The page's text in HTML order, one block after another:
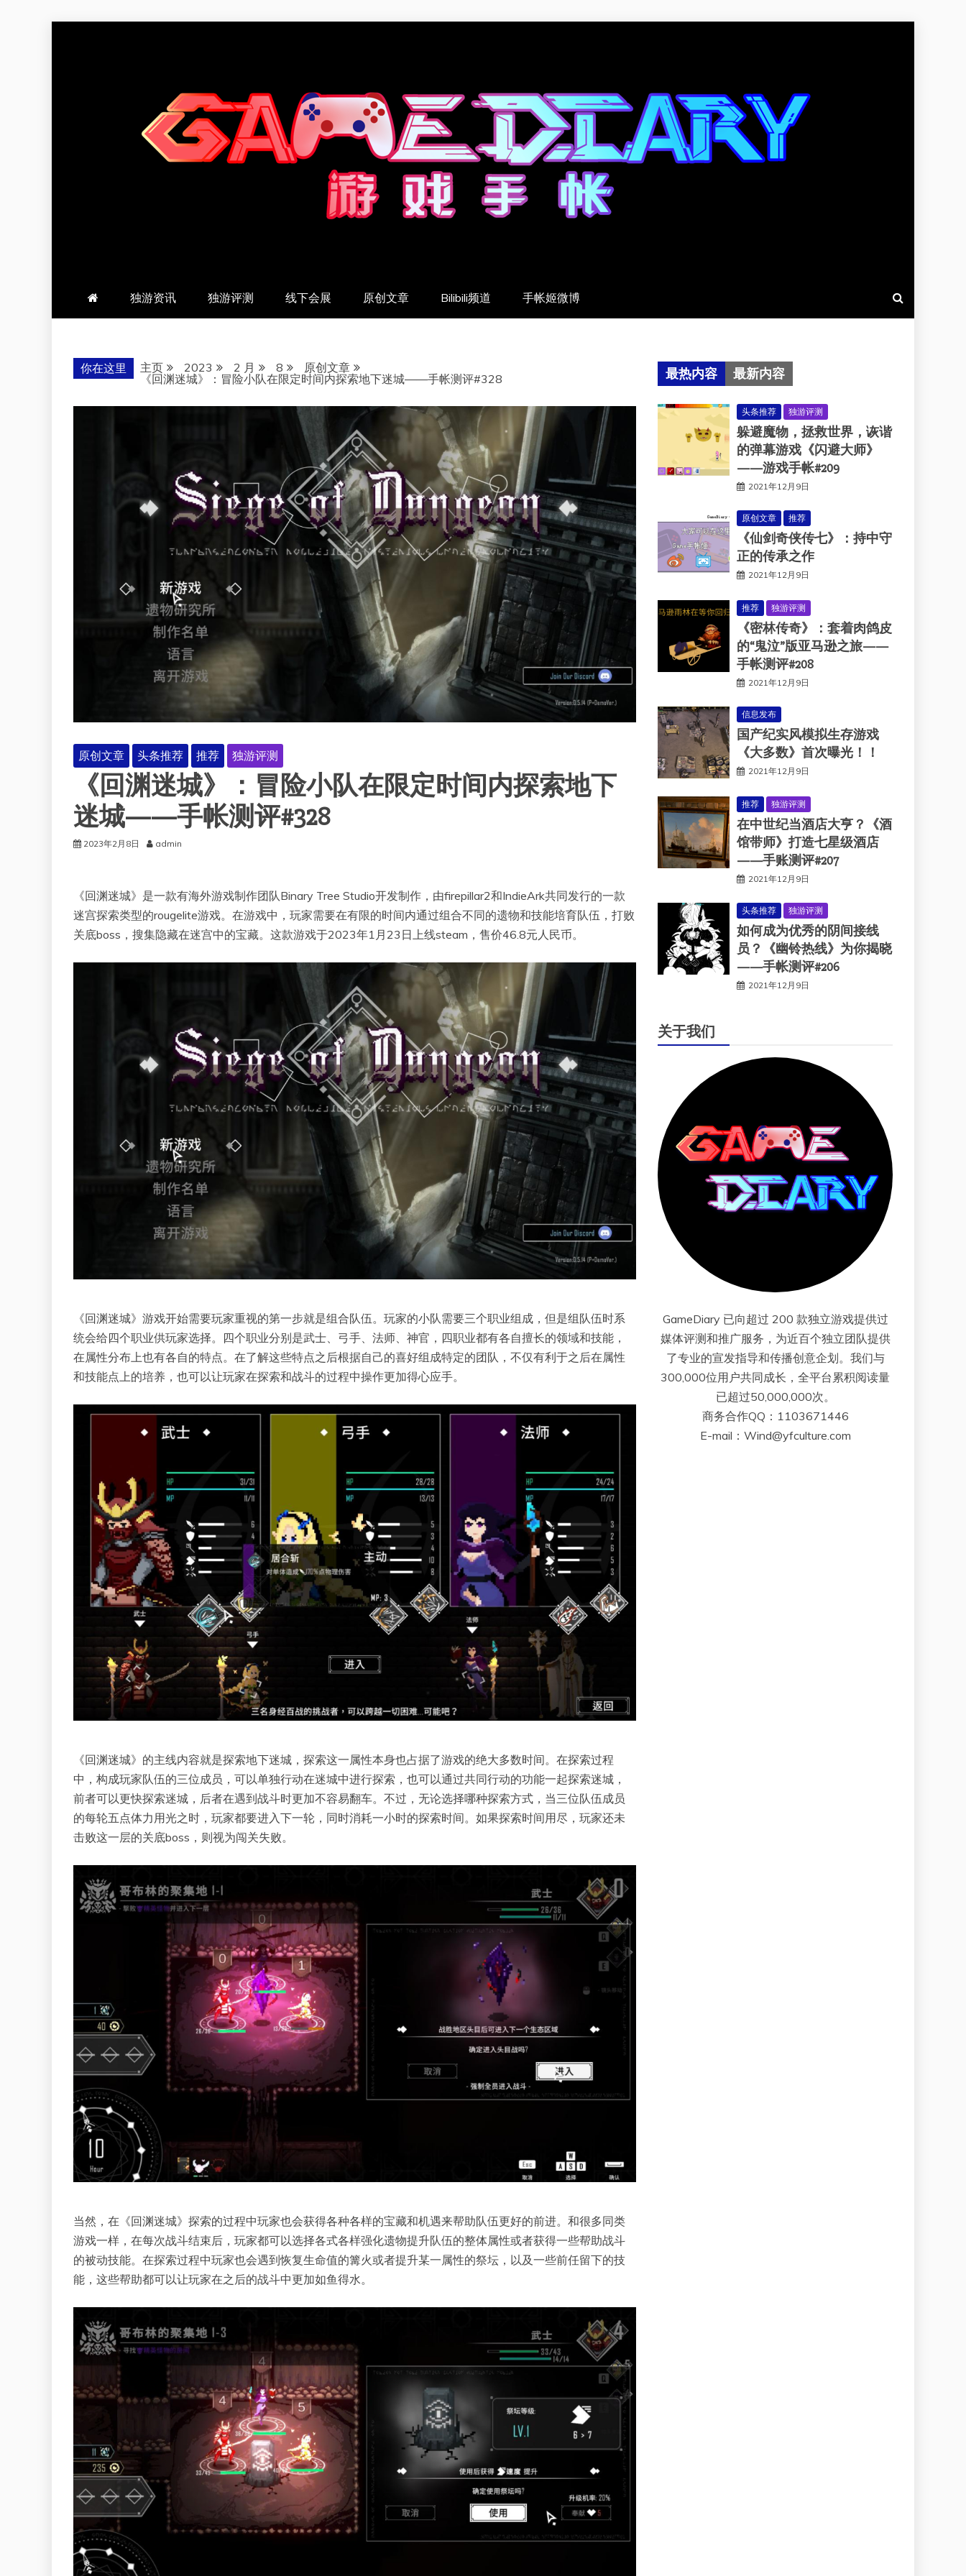
羽风手帐姬
独游资讯 独游评测 线下会展 原创文章 Bilibili频道 手帐姬微博
你在这里 主页 2023 2 月 8
原创文章
《回渊迷城》：冒险小队在限定时间内探索地下迷城——手帐测评#328
原创文章 头条推荐 推荐 独游评测
《回渊迷城》：冒险小队在限定时间内探索地下
迷城——手帐测评#328
2023年2月8日 admin
《回渊迷城》是一款有海外游戏制作团队Binary Tree Studio开发制作，由firepillar2和IndieArk共同发行的一款
迷宫探索类型的rougelite游戏。在游戏中，玩家需要在有限的时间内通过组合不同的遗物和技能培育队伍，打败
关底boss，搜集隐藏在迷宫中的宝藏。这款游戏于2023年1月23日上线steam，售价46.8元人民币。
《回渊迷城》游戏开始需要玩家重视的第一步就是组合队伍。玩家的小队需要三个职业组成，但是组队伍时系
统会给四个职业供玩家选择。四个职业分别是武士、弓手、法师、神官，四职业都有各自擅长的领域和技能，
在属性分布上也有各自的特点。在了解这些特点之后根据自己的喜好组成特定的团队，不仅有利于之后在属性
和技能点上的培养，也可以让玩家在探索和战斗的过程中操作更加得心应手。
《回渊迷城》的主线内容就是探索地下迷城，探索这一属性本身也占据了游戏的绝大多数时间。在探索过程
中，构成玩家队伍的三位成员，可以单独行动在迷城中进行探索，也可以通过共同行动的功能一起探索迷城，
前者可以更快探索迷城，后者在遇到战斗时更加不容易翻车。不过，无论选择哪种探索方式，当三位队伍成员
的每轮五点体力用光之时，玩家都要进入下一轮，同时消耗一小时的探索时间。如果探索时间用尽，玩家还未
击败这一层的关底boss，则视为闯关失败。
当然，在《回渊迷城》探索的过程中玩家也会获得各种各样的宝藏和机遇来帮助队伍更好的前进。和很多同类
游戏一样，在每次战斗结束后，玩家都可以选择各式各样强化遗物提升队伍的整体属性或者获得一些帮助战斗
的被动技能。在探索过程中玩家也会遇到恢复生命值的篝火或者提升某一属性的祭坛，以及一些前任留下的技
能，这些帮助都可以让玩家在之后的战斗中更加如鱼得水。
最热内容 最新内容
头条推荐 独游评测
躲避魔物，拯救世界，诙谐
的弹幕游戏《闪避大师》
——游戏手帐#209
2021年12月9日
原创文章 推荐
《仙剑奇侠传七》：持中守
正的传承之作
2021年12月9日
推荐 独游评测
《密林传奇》：套着肉鸽皮
的“鬼泣”版亚马逊之旅——
手帐测评#208
2021年12月9日
信息发布
国产纪实风模拟生存游戏
《大多数》首次曝光！！
2021年12月9日
推荐 独游评测
在中世纪当酒店大亨？《酒
馆带师》打造七星级酒店
——手账测评#207
2021年12月9日
头条推荐 独游评测
如何成为优秀的阴间接线
员？《幽铃热线》为你揭晓
——手帐测评#206
2021年12月9日
关于我们
GameDiary 已向超过 200 款独立游戏提供过
媒体评测和推广服务，为近百个独立团队提供
了专业的宣发指导和传播创意企划。我们与
300,000位用户共同成长，全平台累积阅读量
已超过50,000,000次。
商务合作QQ：1103671446
E-mail：Wind@yfculture.com